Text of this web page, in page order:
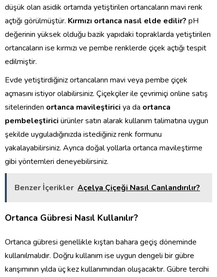
düşük olan asidik ortamda yetiştirilen ortancaların mavi renk
açtığı görülmüştür. Kırmızı ortanca nasıl elde edilir? pH
değerinin yüksek olduğu bazik yapıdaki topraklarda yetiştirilen
ortancaların ise kırmızı ve pembe renklerde çiçek açtığı tespit
edilmiştir.
Evde yetiştirdiğiniz ortancaların mavi veya pembe çiçek
açmasını istiyor olabilirsiniz. Çiçekçiler ile çevrimiçi online satış
sitelerinden ortanca mavileştirici ya da ortanca
pembeleştirici ürünler satın alarak kullanım talimatına uygun
şekilde uyguladığınızda istediğiniz renk formunu
yakalayabilirsiniz. Ayrıca doğal yollarla ortanca mavileştirme
gibi yöntemleri deneyebilirsiniz.
Benzer İçerikler Açelya Çiçeği Nasıl Canlandırılır?
Ortanca Gübresi Nasıl Kullanılır?
Ortanca gübresi genellikle kıştan bahara geçiş döneminde
kullanılmalıdır. Doğru kullanım ise uygun dengeli bir gübre
karışımının yılda üç kez kullanımından oluşacaktır. Gübre tercihi